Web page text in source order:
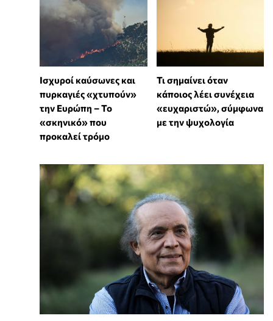
Ισχυροί καύσωνες και
πυρκαγιές «χτυπούν»
την Ευρώπη – Το
«σκηνικό» που
προκαλεί τρόμο
Τι σημαίνει όταν
κάποιος λέει συνέχεια
«ευχαριστώ», σύμφωνα
με την ψυχολογία